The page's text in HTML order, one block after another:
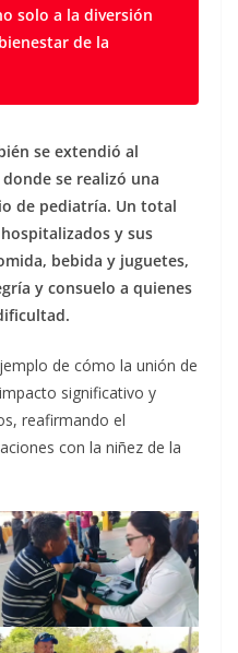
solo a la diversión
de la
se extendió al
se realizó una
de pediatría. Un total
y sus
bebida y juguetes,
y consuelo a quienes
de cómo la unión de
significativo y
reafirmando el
con la niñez de la